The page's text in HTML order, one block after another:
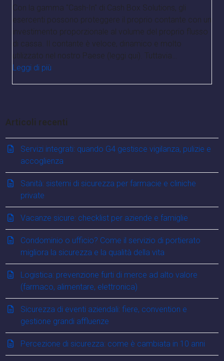
Con la gamma "Cash-In" di Cash Box Solutions, gli
esercenti possono proteggere il proprio contante con un
investimento proporzionale al volume del proprio flusso
di cassa. Il contante è veloce, dinamico e molto
utilizzato nel nostro Paese (leggi qui). Tuttavia…
Leggi di più
Articoli recenti
Servizi integrati: quando G4 gestisce vigilanza, pulizie e
accoglienza
Sanità: sistemi di sicurezza per farmacie e cliniche
private
Vacanze sicure: checklist per aziende e famiglie
Condominio o ufficio? Come il servizio di portierato
migliora la sicurezza e la qualità della vita
Logistica: prevenzione furti di merce ad alto valore
(farmaco, alimentare, elettronica)
Sicurezza di eventi aziendali: fiere, convention e
gestione grandi affluenze
Percezione di sicurezza: come è cambiata in 10 anni